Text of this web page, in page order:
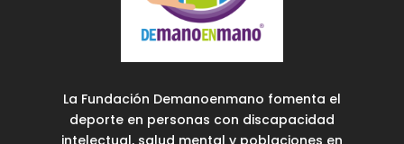
La Fundación Demanoenmano fomenta el
deporte en personas con discapacidad